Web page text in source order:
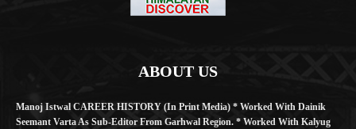
ABOUT US
Manoj Istwal CAREER HISTORY (in Print Media) * Worked With Dainik
Seemant Varta As Sub-Editor From Garhwal Region. * Worked With Kalyug